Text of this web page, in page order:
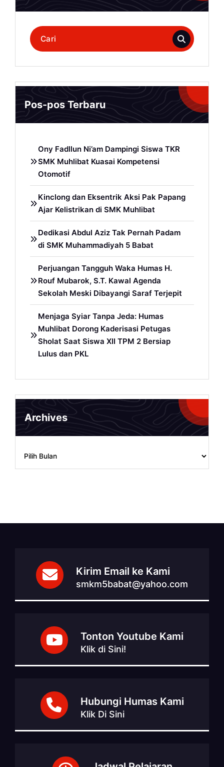
Pencarian
untuk:
Pos-pos Terbaru
Ony Fadllun Ni’am Dampingi Siswa TKR
SMK Muhlibat Kuasai Kompetensi
Otomotif
Kinclong dan Eksentrik Aksi Pak Papang
Ajar Kelistrikan di SMK Muhlibat
Dedikasi Abdul Aziz Tak Pernah Padam
di SMK Muhammadiyah 5 Babat
Perjuangan Tangguh Waka Humas H.
Rouf Mubarok, S.T. Kawal Agenda
Sekolah Meski Dibayangi Saraf Terjepit
Menjaga Syiar Tanpa Jeda: Humas
Muhlibat Dorong Kaderisasi Petugas
Sholat Saat Siswa XII TPM 2 Bersiap
Lulus dan PKL
Archives
Kirim Email ke Kami
smkm5babat@yahoo.com
Tonton Youtube Kami
Klik di Sini!
Hubungi Humas Kami
Klik Di Sini